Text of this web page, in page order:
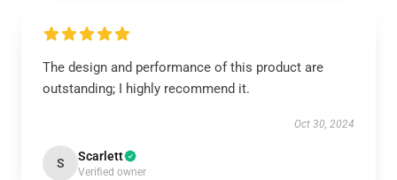
The design and performance of this product are
outstanding; I highly recommend it.
Oct 30, 2024
S Scarlett
Verified owner